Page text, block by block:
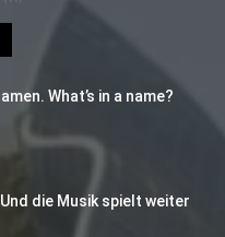
What’s in a name?
die Musik spielt weiter